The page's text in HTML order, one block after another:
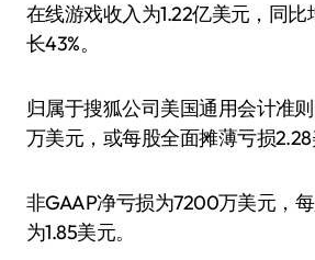
在线游戏收入为1.22亿美元，同比
长43%。
归属于搜狐公司美国通用会计准
万美元，或每股全面摊薄亏损2.28
非GAAP净亏损为7200万美元，
为1.85美元。